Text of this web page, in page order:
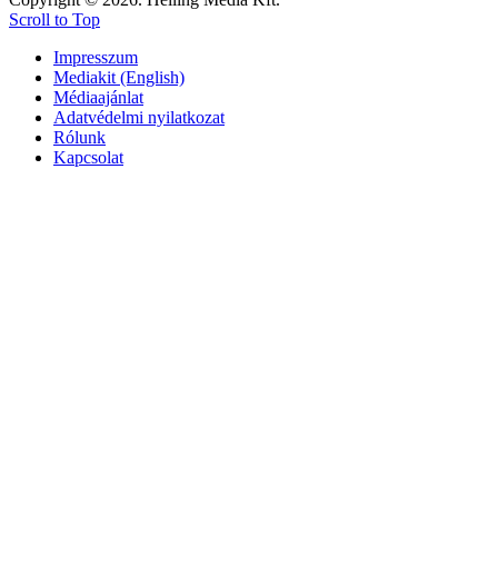
Scroll to Top
Impresszum
Mediakit (English)
Médiaajánlat
Adatvédelmi nyilatkozat
Rólunk
Kapcsolat